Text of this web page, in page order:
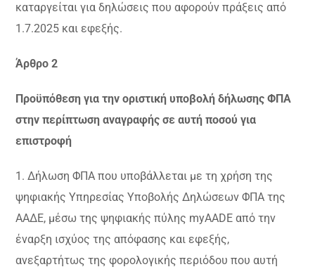
καταργείται για δηλώσεις που αφορούν πράξεις από
1.7.2025 και εφεξής.
Άρθρο 2
Προϋπόθεση για την οριστική υποβολή δήλωσης ΦΠΑ
στην περίπτωση αναγραφής σε αυτή ποσού για
επιστροφή
1. Δήλωση ΦΠΑ που υποβάλλεται με τη χρήση της
ψηφιακής Υπηρεσίας Υποβολής Δηλώσεων ΦΠΑ της
ΑΑΔΕ, μέσω της ψηφιακής πύλης myAADE από την
έναρξη ισχύος της απόφασης και εφεξής,
ανεξαρτήτως της φορολογικής περιόδου που αυτή